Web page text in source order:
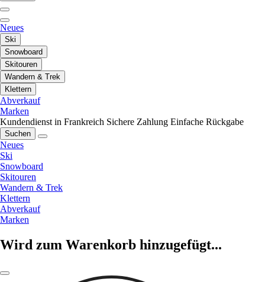
Neues
Ski
Snowboard
Skitouren
Wandern & Trek
Klettern
Abverkauf
Marken
Kundendienst in Frankreich Sichere Zahlung Einfache Rückgabe
Suchen
Neues
Ski
Snowboard
Skitouren
Wandern & Trek
Klettern
Abverkauf
Marken
Wird zum Warenkorb hinzugefügt...